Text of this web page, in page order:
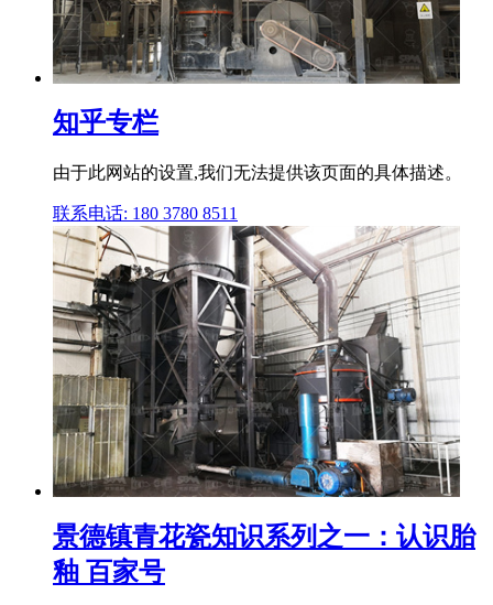
知乎专栏
由于此网站的设置,我们无法提供该页面的具体描述。
联系电话: 180 3780 8511
景德镇青花瓷知识系列之一：认识胎
釉 百家号